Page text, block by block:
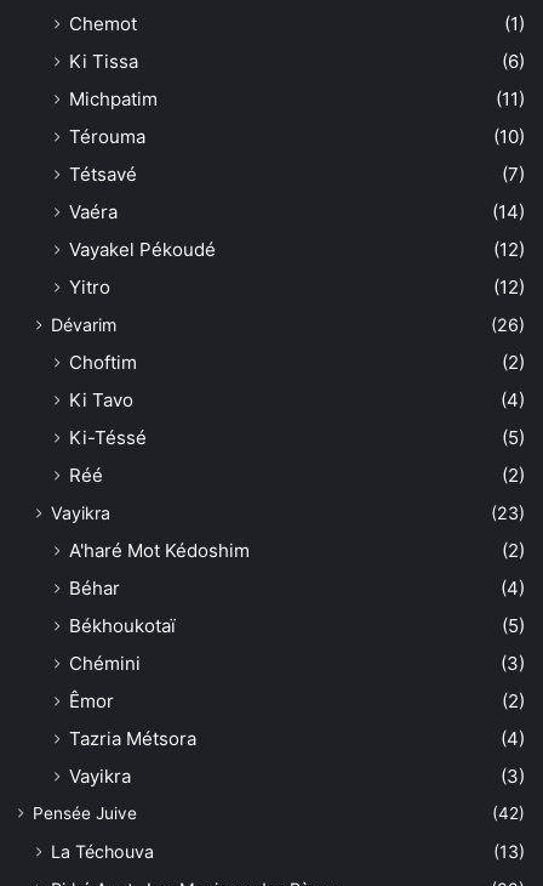
Chemot
(1)
Ki Tissa
(6)
Michpatim
(11)
Térouma
(10)
Tétsavé
(7)
Vaéra
(14)
Vayakel Pékoudé
(12)
Yitro
(12)
Dévarim (26)
Choftim
(2)
Ki Tavo
(4)
Ki-Téssé
(5)
Réé
(2)
Vayikra (23)
A'haré Mot Kédoshim
(2)
Béhar
(4)
Békhoukotaï
(5)
Chémini
(3)
Êmor
(2)
Tazria Métsora
(4)
Vayikra
(3)
Pensée Juive (42)
La Téchouva
(13)